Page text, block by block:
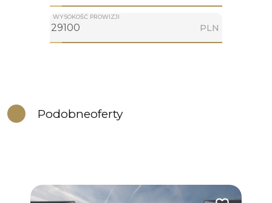
WYSOKOŚĆ PROWIZJI
PLN
Podobneoferty